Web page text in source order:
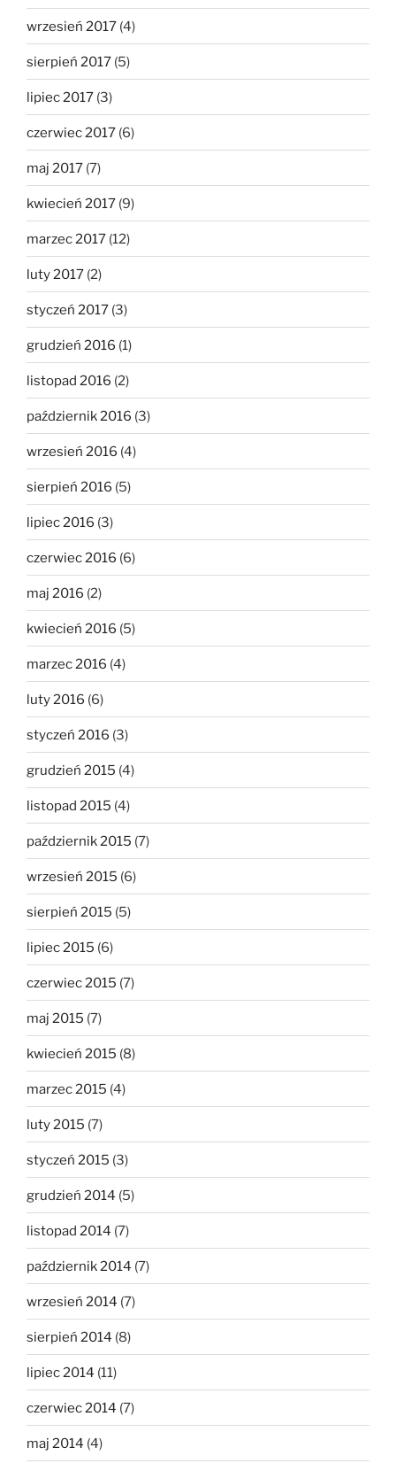
wrzesień 2017 (4)
sierpień 2017 (5)
lipiec 2017 (3)
czerwiec 2017 (6)
maj 2017 (7)
kwiecień 2017 (9)
marzec 2017 (12)
luty 2017 (2)
styczeń 2017 (3)
grudzień 2016 (1)
listopad 2016 (2)
październik 2016 (3)
wrzesień 2016 (4)
sierpień 2016 (5)
lipiec 2016 (3)
czerwiec 2016 (6)
maj 2016 (2)
kwiecień 2016 (5)
marzec 2016 (4)
luty 2016 (6)
styczeń 2016 (3)
grudzień 2015 (4)
listopad 2015 (4)
październik 2015 (7)
wrzesień 2015 (6)
sierpień 2015 (5)
lipiec 2015 (6)
czerwiec 2015 (7)
maj 2015 (7)
kwiecień 2015 (8)
marzec 2015 (4)
luty 2015 (7)
styczeń 2015 (3)
grudzień 2014 (5)
listopad 2014 (7)
październik 2014 (7)
wrzesień 2014 (7)
sierpień 2014 (8)
lipiec 2014 (11)
czerwiec 2014 (7)
maj 2014 (4)